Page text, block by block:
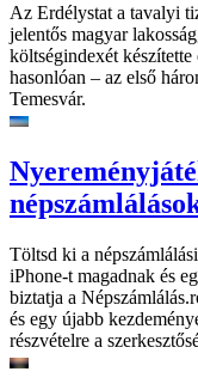
Az Erdélystat a tavalyi
jelentős magyar
költségindexét
hasonlóan – az első
Temesvár.
Töltsd ki a
iPhone-t magadnak és
biztatja a
és egy újabb
részvételre a